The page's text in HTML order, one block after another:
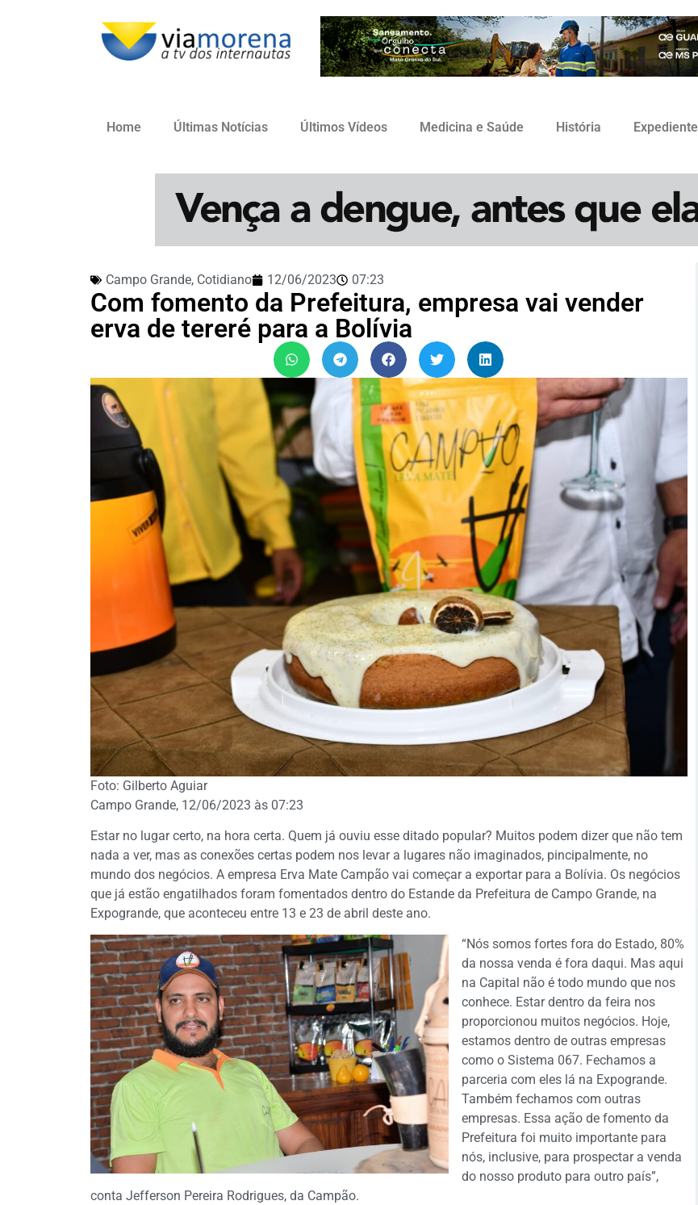
Home Últimas Notícias Últimos Vídeos Medicina e Saúde História Expediente
Campo Grande, Cotidiano 12/06/2023 07:23
Com fomento da Prefeitura, empresa vai vender
erva de tereré para a Bolívia
Foto: Gilberto Aguiar
Campo Grande, 12/06/2023 às 07:23
Estar no lugar certo, na hora certa. Quem já ouviu esse ditado popular? Muitos podem dizer que não tem
nada a ver, mas as conexões certas podem nos levar a lugares não imaginados, pincipalmente, no
mundo dos negócios. A empresa Erva Mate Campão vai começar a exportar para a Bolívia. Os negócios
que já estão engatilhados foram fomentados dentro do Estande da Prefeitura de Campo Grande, na
Expogrande, que aconteceu entre 13 e 23 de abril deste ano.
“Nós somos fortes fora do Estado, 80%
da nossa venda é fora daqui. Mas aqui
na Capital não é todo mundo que nos
conhece. Estar dentro da feira nos
proporcionou muitos negócios. Hoje,
estamos dentro de outras empresas
como o Sistema 067. Fechamos a
parceria com eles lá na Expogrande.
Também fechamos com outras
empresas. Essa ação de fomento da
Prefeitura foi muito importante para
nós, inclusive, para prospectar a venda
do nosso produto para outro país”,
conta Jefferson Pereira Rodrigues, da Campão.